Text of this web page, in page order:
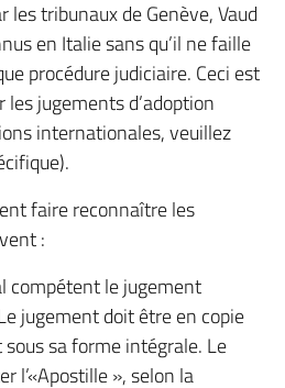
les tribunaux de Genève, Vaud
en Italie sans qu’il ne faille
procédure judiciaire. Ceci est
jugements d’adoption
internationales, veuillez
faire reconnaître les
:
compétent le jugement
jugement doit être en copie
sa forme intégrale. Le
l’«Apostille », selon la